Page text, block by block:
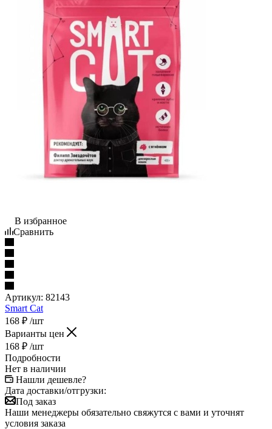
В избранное
Сравнить
Артикул: 82143
Smart Cat
168 ₽ /шт
Варианты цен
168 ₽ /шт
Подробности
Нет в наличии
Нашли дешевле?
Дата доставки/отгрузки:
Под заказ
Наши менеджеры обязательно свяжутся с вами и уточнят
условия заказа